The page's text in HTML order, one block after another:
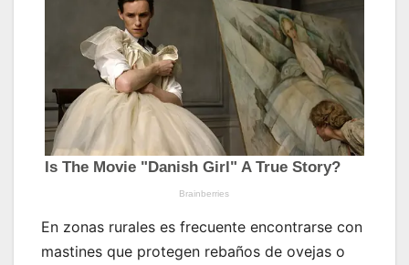
En zonas rurales es frecuente encontrarse con
mastines que protegen rebaños de ovejas o